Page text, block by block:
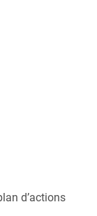
d’actions